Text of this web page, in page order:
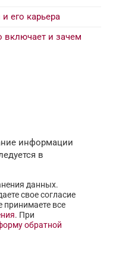
его карьера
включает и зачем
информации
в
данных.
свое согласие
принимаете все
. При
обратной